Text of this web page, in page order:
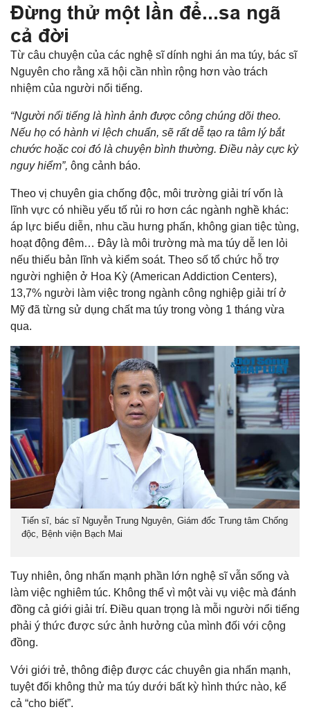
Đừng thử một lần để...sa ngã
cả đời
Từ câu chuyện của các nghệ sĩ dính nghi án ma túy, bác sĩ
Nguyên cho rằng xã hội cần nhìn rộng hơn vào trách
nhiệm của người nổi tiếng.
“Người nổi tiếng là hình ảnh được công chúng dõi theo.
Nếu họ có hành vi lệch chuẩn, sẽ rất dễ tạo ra tâm lý bắt
chước hoặc coi đó là chuyện bình thường. Điều này cực kỳ
nguy hiểm”, ông cảnh báo.
Theo vị chuyên gia chống độc, môi trường giải trí vốn là
lĩnh vực có nhiều yếu tố rủi ro hơn các ngành nghề khác:
áp lực biểu diễn, nhu cầu hưng phấn, không gian tiệc tùng,
hoạt động đêm… Đây là môi trường mà ma túy dễ len lỏi
nếu thiếu bản lĩnh và kiểm soát. Theo số tổ chức hỗ trợ
người nghiện ở Hoa Kỳ (American Addiction Centers),
13,7% người làm việc trong ngành công nghiệp giải trí ở
Mỹ đã từng sử dụng chất ma túy trong vòng 1 tháng vừa
qua.
Tiến sĩ, bác sĩ Nguyễn Trung Nguyên, Giám đốc Trung tâm Chống
độc, Bệnh viện Bạch Mai
Tuy nhiên, ông nhấn mạnh phần lớn nghệ sĩ vẫn sống và
làm việc nghiêm túc. Không thể vì một vài vụ việc mà đánh
đồng cả giới giải trí. Điều quan trọng là mỗi người nổi tiếng
phải ý thức được sức ảnh hưởng của mình đối với cộng
đồng.
Với giới trẻ, thông điệp được các chuyên gia nhấn mạnh,
tuyệt đối không thử ma túy dưới bất kỳ hình thức nào, kể
cả “cho biết”.